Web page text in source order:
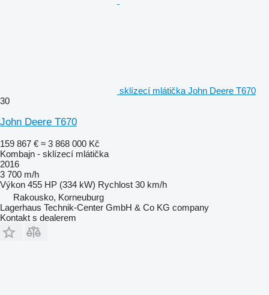
sklízecí mlátička John Deere T670
30
John Deere T670
159 867 € ≈ 3 868 000 Kč
Kombajn - sklízecí mlátička
2016
3 700 m/h
Výkon 455 HP (334 kW) Rychlost 30 km/h
Rakousko, Korneuburg
Lagerhaus Technik-Center GmbH & Co KG company
Kontakt s dealerem